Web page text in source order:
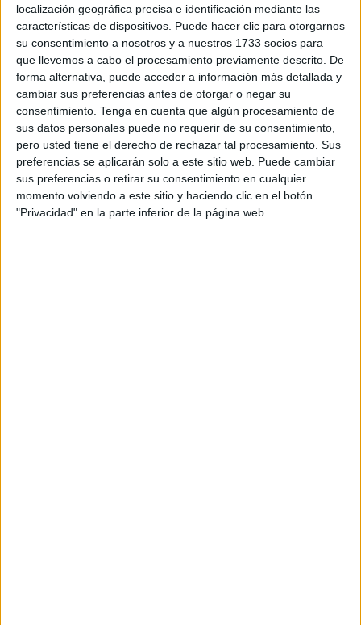
localización geográfica precisa e identificación mediante las
características de dispositivos. Puede hacer clic para otorgarnos
su consentimiento a nosotros y a nuestros 1733 socios para
que llevemos a cabo el procesamiento previamente descrito. De
forma alternativa, puede acceder a información más detallada y
cambiar sus preferencias antes de otorgar o negar su
consentimiento. Tenga en cuenta que algún procesamiento de
sus datos personales puede no requerir de su consentimiento,
pero usted tiene el derecho de rechazar tal procesamiento. Sus
preferencias se aplicarán solo a este sitio web. Puede cambiar
sus preferencias o retirar su consentimiento en cualquier
momento volviendo a este sitio y haciendo clic en el botón
"Privacidad" en la parte inferior de la página web.